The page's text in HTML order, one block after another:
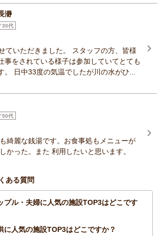
瀞
30代
ていただきました。 スタッフの方、皆様
事をされている様子は参加していてとても
。 日中33度の気温でしたが川の水がひ...
50代
綺麗な銭湯です。お食事処もメニューが
かった。また 利用したいと思います。
ある質問
プル・夫婦に人気の施設TOP3はどこです
に人気の施設TOP3はどこですか？